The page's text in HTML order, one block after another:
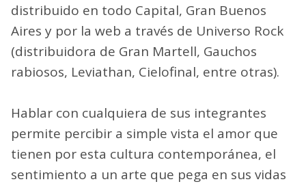
distribuido en todo Capital, Gran Buenos
Aires y por la web a través de Universo Rock
(distribuidora de Gran Martell, Gauchos
rabiosos, Leviathan, Cielofinal, entre otras).
Hablar con cualquiera de sus integrantes
permite percibir a simple vista el amor que
tienen por esta cultura contemporánea, el
sentimiento a un arte que pega en sus vidas